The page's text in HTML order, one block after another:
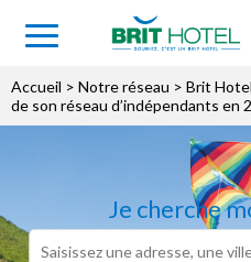
Accueil > Notre réseau > Brit
de son réseau d’indépendants en
Je cherche